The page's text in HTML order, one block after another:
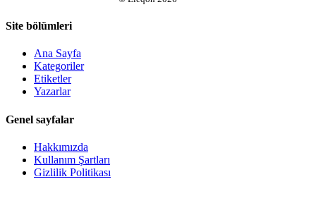
Site bölümleri
Ana Sayfa
Kategoriler
Etiketler
Yazarlar
Genel sayfalar
Hakkımızda
Kullanım Şartları
Gizlilik Politikası